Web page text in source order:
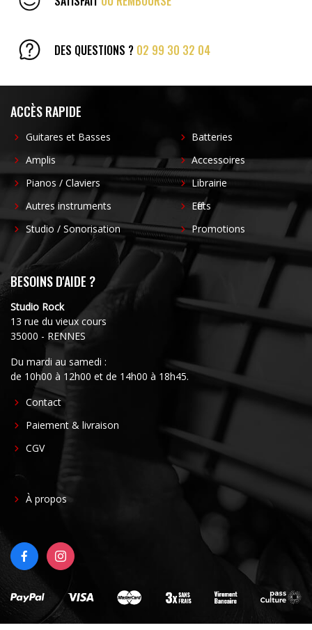
DES QUESTIONS ? 02 99 30 32 04
ACCÈS RAPIDE
Guitares et Basses
Amplis
Pianos / Claviers
Autres instruments
Studio / Sonorisation
Batteries
Accessoires
Librairie
Effets
Promotions
BESOINS D'AIDE ?
Studio Rock
13 rue du vieux cours
35000 - RENNES
Du mardi au samedi :
de 10h00 à 12h00 et de 14h00 à 18h45.
FOOTER
CENTER
Contact
Paiement & livraison
CGV
FOOTER
À propos
FACEBOOKINSTAGRAM